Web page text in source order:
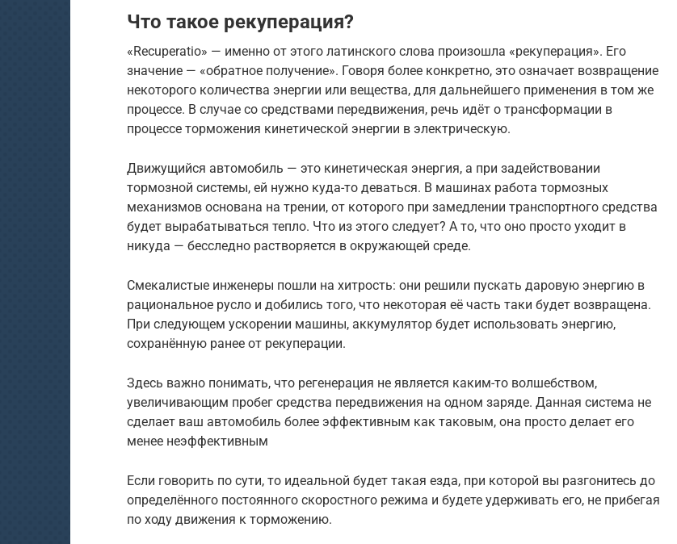
Что такое рекуперация?
«Recuperatio» — именно от этого латинского слова произошла «рекуперация». Его
значение — «обратное получение». Говоря более конкретно, это означает возвращение
некоторого количества энергии или вещества, для дальнейшего применения в том же
процессе. В случае со средствами передвижения, речь идёт о трансформации в
процессе торможения кинетической энергии в электрическую.
Движущийся автомобиль — это кинетическая энергия, а при задействовании
тормозной системы, ей нужно куда-то деваться. В машинах работа тормозных
механизмов основана на трении, от которого при замедлении транспортного средства
будет вырабатываться тепло. Что из этого следует? А то, что оно просто уходит в
никуда — бесследно растворяется в окружающей среде.
Смекалистые инженеры пошли на хитрость: они решили пускать даровую энергию в
рациональное русло и добились того, что некоторая её часть таки будет возвращена.
При следующем ускорении машины, аккумулятор будет использовать энергию,
сохранённую ранее от рекуперации.
Здесь важно понимать, что регенерация не является каким-то волшебством,
увеличивающим пробег средства передвижения на одном заряде. Данная система не
сделает ваш автомобиль более эффективным как таковым, она просто делает его
менее неэффективным
Если говорить по сути, то идеальной будет такая езда, при которой вы разгонитесь до
определённого постоянного скоростного режима и будете удерживать его, не прибегая
по ходу движения к торможению.